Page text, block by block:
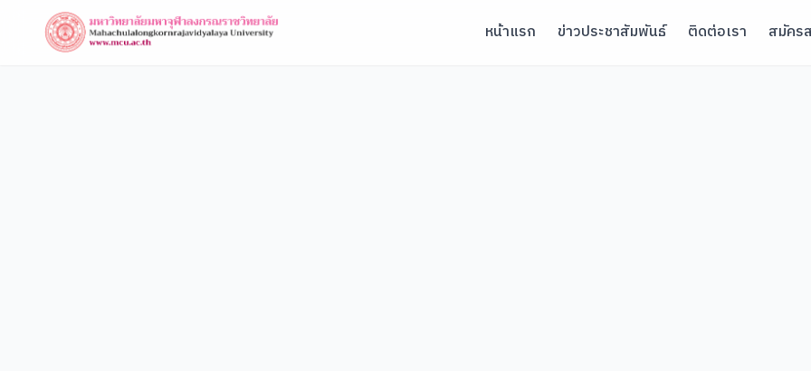
หน้าแรก ข่าวประชาสัมพันธ์ ติดต่อเรา สมัคร